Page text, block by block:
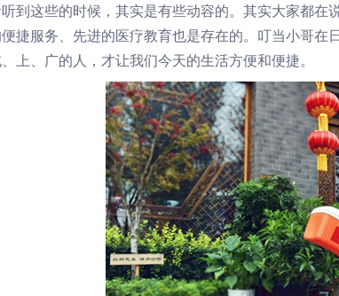
到这些的时候，其实是有些动容的。其实大家都在
捷服务、先进的医疗教育也是存在的。叮当小哥
上、广的人，才让我们今天的生活方便和便捷。